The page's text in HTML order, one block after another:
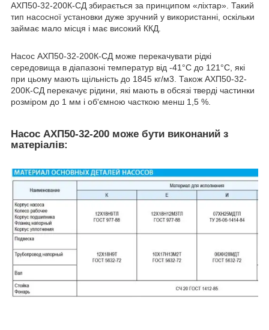
АХП50-32-200К-СД збирається за принципом «ліхтар». Такий
тип насосної установки дуже зручний у використанні, оскільки
займає мало місця і має високий ККД.
Насос АХП50-32-200К-СД може перекачувати рідкі
середовища в діапазоні температур від -41°C до 121°C, які
при цьому мають щільність до 1845 кг/м3. Також АХП50-32-
200К-СД перекачує рідини, які мають в обсязі тверді частинки
розміром до 1 мм і об'ємною часткою менш 1,5 %.
Насос АХП50-32-200 може бути виконаний з
матеріалів: